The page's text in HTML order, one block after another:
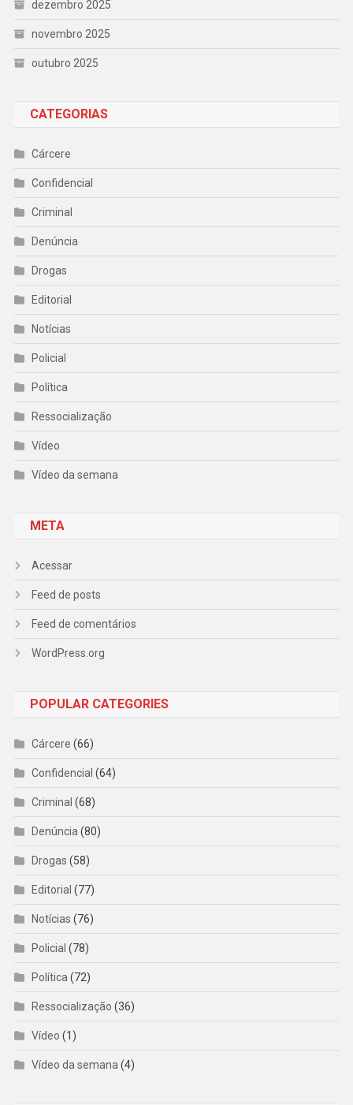
dezembro 2025
novembro 2025
outubro 2025
CATEGORIAS
Cárcere
Confidencial
Criminal
Denúncia
Drogas
Editorial
Notícias
Policial
Política
Ressocialização
Vídeo
Vídeo da semana
META
Acessar
Feed de posts
Feed de comentários
WordPress.org
POPULAR CATEGORIES
Cárcere (66)
Confidencial (64)
Criminal (68)
Denúncia(80)
Drogas (58)
Editorial (77)
Notícias (76)
Policial (78)
Política(72)
Ressocialização (36)
Vídeo (1)
Vídeo da semana(4)